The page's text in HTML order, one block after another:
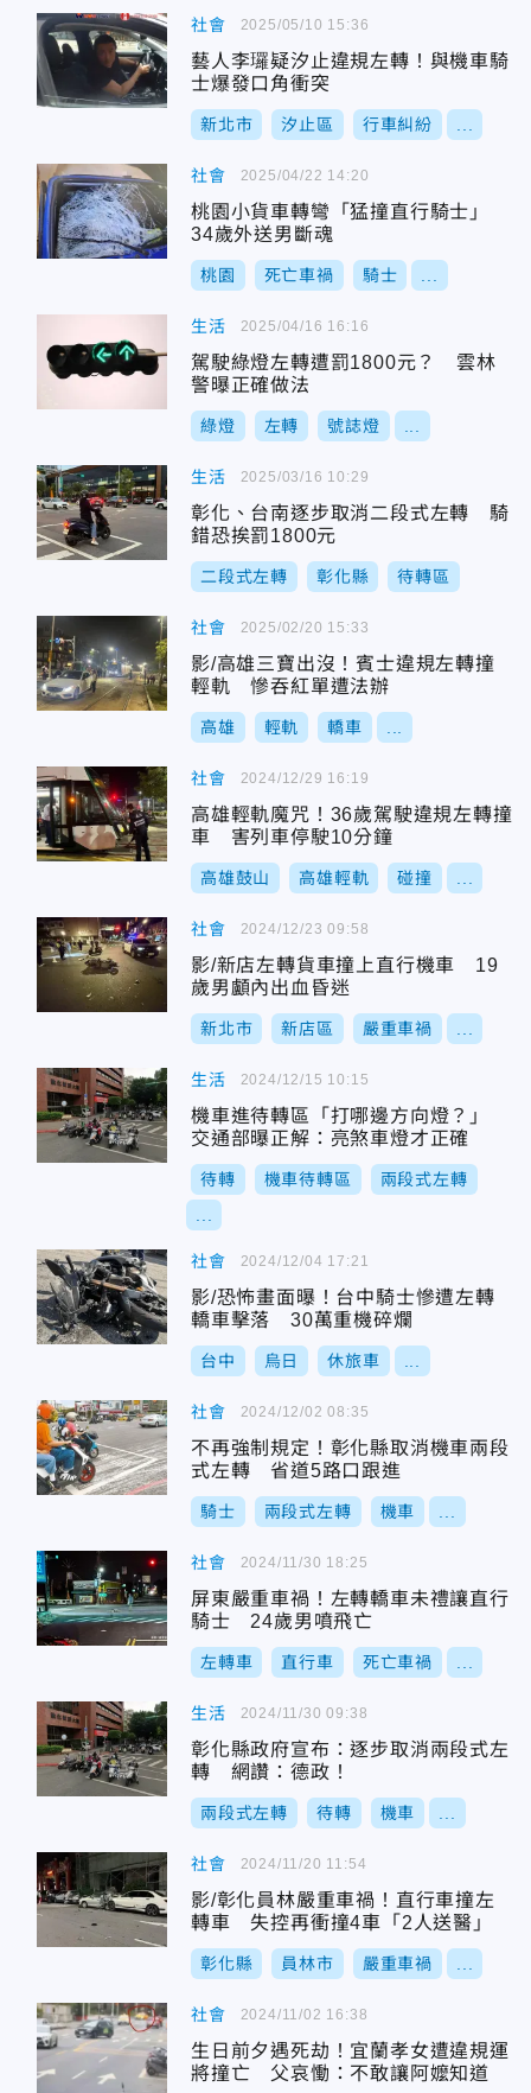
社會
藝人李㼈疑汐止違規左轉！與機車騎
士爆發口角衝突
新北市 汐止區 行車糾紛
2025/05/10 15:36
社會
桃園小貨車轉彎「猛撞直行騎士」
34歲外送男斷魂
桃園 死亡車禍 騎士
2025/04/22 14:20
生活
駕駛綠燈左轉遭罰1800元？ 雲林
警曝正確做法
綠燈 左轉 號誌燈
2025/04/16 16:16
生活
彰化、台南逐步取消二段式左轉 騎
錯恐挨罰1800元
二段式左轉 彰化縣 待轉區
2025/03/16 10:29
社會
影/高雄三寶出沒！賓士違規左轉撞
輕軌 慘吞紅單遭法辦
高雄 輕軌 轎車
2025/02/20 15:33
社會
高雄輕軌魔咒！36歲駕駛違規左轉撞
車 害列車停駛10分鐘
高雄鼓山 高雄輕軌 碰撞
2024/12/29 16:19
社會
影/新店左轉貨車撞上直行機車 19
歲男顱內出血昏迷
新北市 新店區 嚴重車禍
2024/12/23 09:58
生活
機車進待轉區「打哪邊方向燈？」
交通部曝正解：亮煞車燈才正確
待轉 機車待轉區 兩段式左轉
2024/12/15 10:15
社會
影/恐怖畫面曝！台中騎士慘遭左轉
轎車擊落 30萬重機碎爛
台中 烏日 休旅車
2024/12/04 17:21
社會
不再強制規定！彰化縣取消機車兩段
式左轉 省道5路口跟進
騎士 兩段式左轉 機車
2024/12/02 08:35
社會
屏東嚴重車禍！左轉轎車未禮讓直行
騎士 24歲男噴飛亡
左轉車 直行車 死亡車禍
2024/11/30 18:25
生活
彰化縣政府宣布：逐步取消兩段式左
轉 網讚：德政！
兩段式左轉 待轉 機車
2024/11/30 09:38
社會
影/彰化員林嚴重車禍！直行車撞左
轉車 失控再衝撞4車「2人送醫」
彰化縣 員林市 嚴重車禍
2024/11/20 11:54
社會
生日前夕遇死劫！宜蘭孝女遭違規運
將撞亡 父哀慟：不敢讓阿嬤知道
2024/11/02 16:38